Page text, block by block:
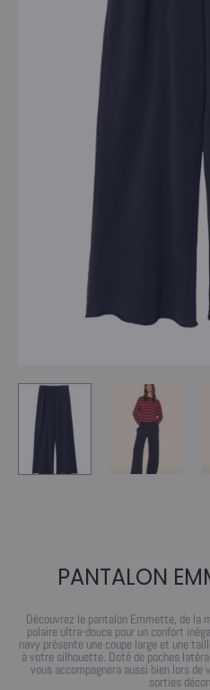
PANTALON
Découvrez le pantalon Emmette, de la
polaire ultra-douce pour un confort
navy présente une coupe large et une
à votre silhouette. Doté de poches
vous accompagnera aussi bien lors
sorties